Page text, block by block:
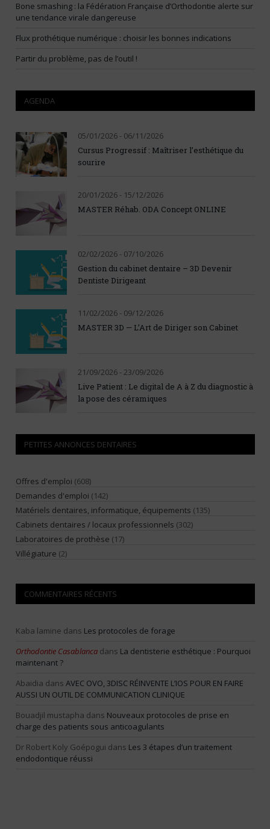
Bone smashing : la Fédération Française d’Orthodontie alerte sur
une tendance virale dangereuse
Flux prothétique numérique : choisir les bonnes indications
Partir du problème, pas de l’outil !
AGENDA
05/01/2026 - 06/11/2026
Cursus Progressif : Maîtriser l’esthétique du
sourire
20/01/2026 - 15/12/2026
MASTER Réhab. ODA Concept ONLINE
02/02/2026 - 07/10/2026
Gestion du cabinet dentaire – 3D Devenir
Dentiste Dirigeant
11/02/2026 - 09/12/2026
MASTER 3D — L’Art de Diriger son Cabinet
21/09/2026 - 23/09/2026
Live Patient : Le digital de A à Z du diagnostic à
la pose des céramiques
PETITES ANNONCES DENTAIRES
Offres d'emploi (608)
Demandes d'emploi (142)
Matériels dentaires, informatique, équipements (135)
Cabinets dentaires / locaux professionnels (302)
Laboratoires de prothèse (17)
Villégiature (2)
COMMENTAIRES RÉCENTS
Kaba lamine dans Les protocoles de forage
Orthodontie Casablanca dans La dentisterie esthétique : Pourquoi
maintenant ?
Abaidia dans AVEC OVO, 3DISC RÉINVENTE L’IOS POUR EN FAIRE
AUSSI UN OUTIL DE COMMUNICATION CLINIQUE
Bouadjil mustapha dans Nouveaux protocoles de prise en
charge des patients sous anticoagulants
Dr Robert Koly Goépogui dans Les 3 étapes d’un traitement
endodontique réussi